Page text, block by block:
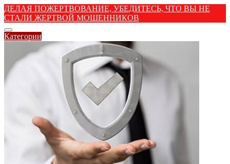
ДЕЛАЯ ПОЖЕРТВОВАНИЕ, УБЕДИТЕСЬ, ЧТО ВЫ НЕ
СТАЛИ ЖЕРТВОЙ МОШЕННИКОВ
Категории